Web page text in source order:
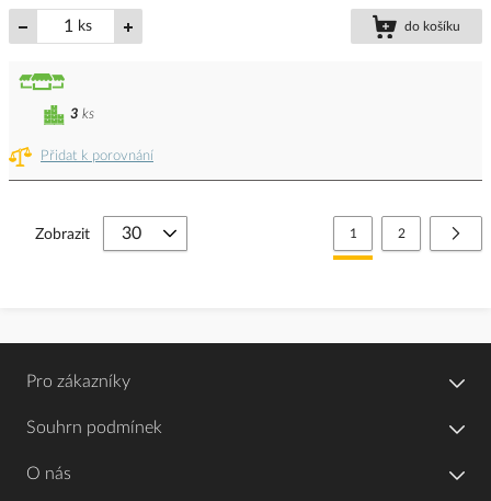
ks do košíku
Přidat k porovnání
3 ks
Stránka
Právě si prohlížíte
1 Stránka
2
Zobrazit
Pro zákazníky
Souhrn podmínek
O nás